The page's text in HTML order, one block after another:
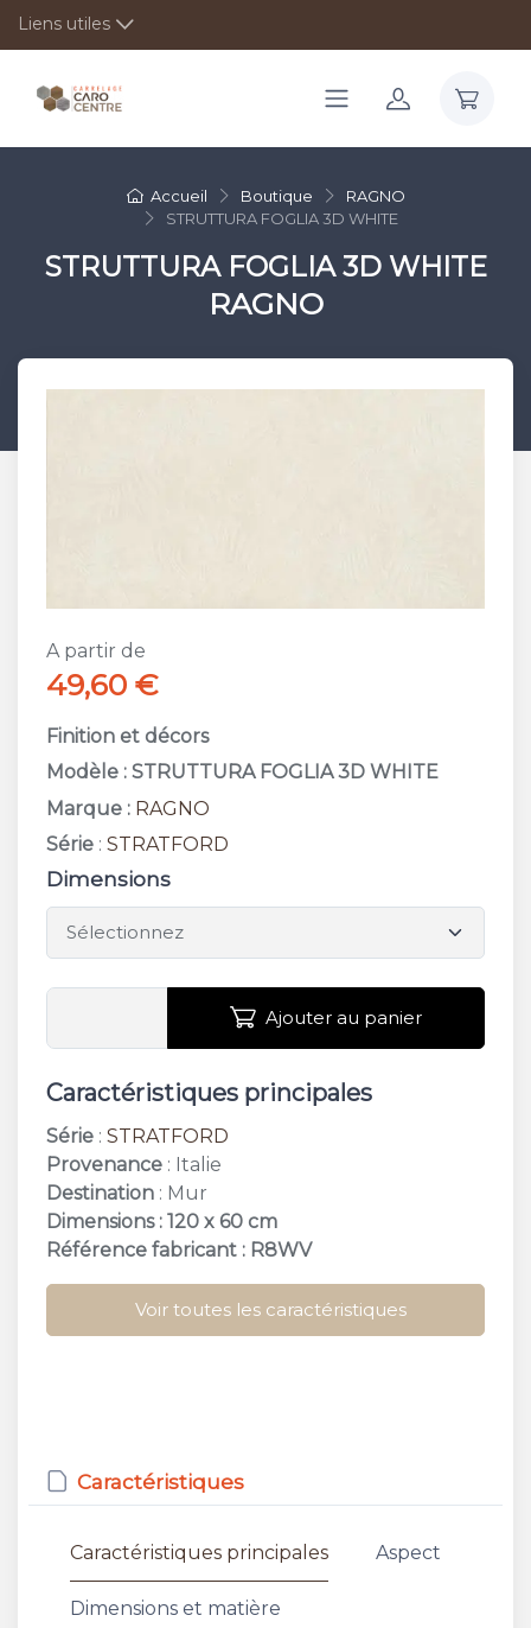
Liens utiles
Accueil Boutique
RAGNO
STRUTTURA FOGLIA 3D WHITE
STRUTTURA FOGLIA 3D WHITE
RAGNO
A partir de
49,60 €
Finition et décors
Modèle : STRUTTURA FOGLIA 3D WHITE
Marque : RAGNO
Série : STRATFORD
Dimensions
Ajouter au panier
Caractéristiques principales
Série : STRATFORD
Provenance : Italie
Destination : Mur
Dimensions : 120 x 60 cm
Référence fabricant : R8WV
Voir toutes les caractéristiques
Caractéristiques
Caractéristiques principales Aspect
Dimensions et matière